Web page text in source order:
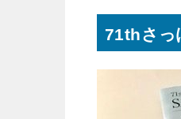
71thさっ